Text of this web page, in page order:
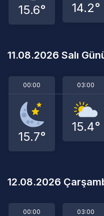
15.6° 14.2°
11.08.2026 Salı
00:00
15.7°
03:00
15.4°
12.08.2026
00:00 03:00